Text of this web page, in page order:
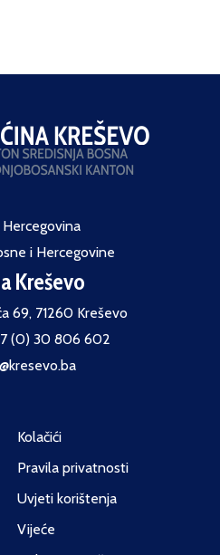
Hercegovina
i Hercegovine
Kreševo
69, 71260 Kreševo
(0) 30 806 602
Kolačići
Pravila privatnosti
Uvjeti korištenja
Vijeće